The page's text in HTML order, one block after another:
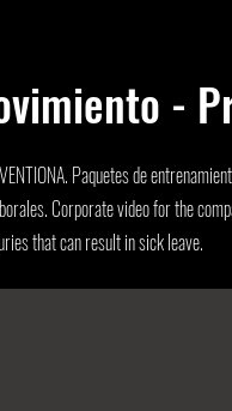
-
Paquetes de
Corporate video for the
that can result in sick leave.